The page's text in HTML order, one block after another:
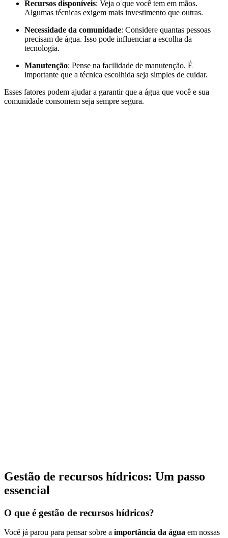
Recursos disponíveis: Veja o que você tem em mãos.
Algumas técnicas exigem mais investimento que outras.
Necessidade da comunidade: Considere quantas pessoas
precisam de água. Isso pode influenciar a escolha da
tecnologia.
Manutenção: Pense na facilidade de manutenção. É
importante que a técnica escolhida seja simples de cuidar.
Esses fatores podem ajudar a garantir que a água que você e sua
comunidade consomem seja sempre segura.
Gestão de recursos hídricos: Um passo
essencial
O que é gestão de recursos hídricos?
Você já parou para pensar sobre a importância da água em nossas